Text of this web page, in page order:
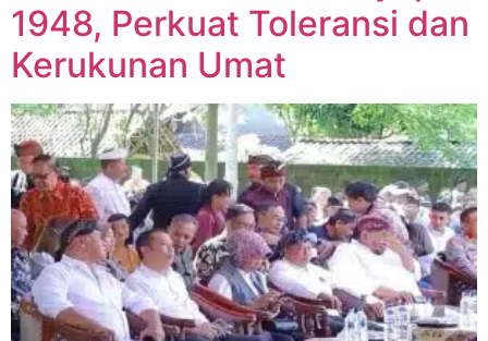
1948, Perkuat Toleransi dan
Kerukunan Umat